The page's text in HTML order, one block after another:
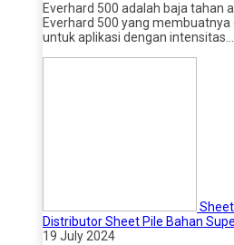
Everhard 500 adalah baja tahan
Everhard 500 yang
untuk aplikasi dengan intensitas…
Distributor Sheet Pile Bahan
19 July 2024